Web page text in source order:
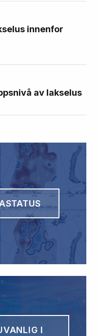
innenfor
av lakselus
I